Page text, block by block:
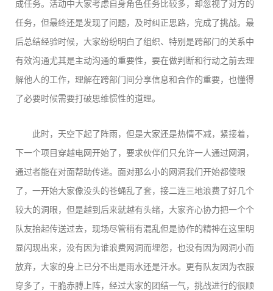
成任务。活动中大家考虑自身角色任务比较多，却忽视了对方的
任务，但最终还是发现了问题，及时纠正思路，完成了挑战。最
后总结经验时候，大家纷纷明白了组织、特别是跨部门的关系中
有效沟通尤其是主动沟通的重要性，要在做判断和行动之前去理
解他人的工作，理解在跨部门间分享信息和合作的重要，也懂得
了必要时候需要打破思维惯性的道理。
此时，天空下起了阵雨，但是大家还是热情不减，紧接着，
下一个项目穿越电网开始了，要求伙伴们只允许一人通过网洞，
通过者能在对面帮助传递。面对那么小的网洞我们开始都傻眼
了，一开始大家像没头的苍蝇乱了套，接二连三地浪费了好几个
较大的洞眼，但是越到后来就越有头绪，大家齐心协力把一个个
队友抬起传送过去，现场尽管稍有混乱但是协作的精神在这里明
显闪现出来，没有因为谁浪费网洞而埋怨，也没有因为网洞小而
放弃，大家的身上已分不出是雨水还是汗水。更有队友因为衣服
穿多了，干脆赤膊上阵，经过大家的团结一气，挑战进行的很顺